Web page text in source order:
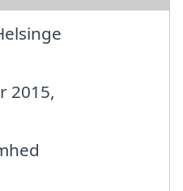
2015,